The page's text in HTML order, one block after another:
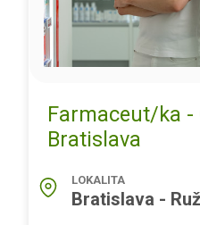
Farmaceut/ka -
Bratislava
LOKALITA
Bratislava -